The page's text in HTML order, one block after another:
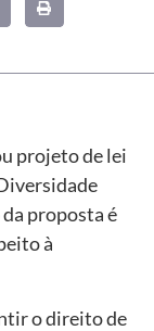
projeto de lei
proposta é
à
o direito de